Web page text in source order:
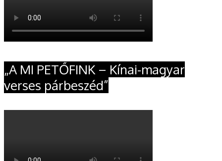
„A MI PETŐFINK – Kínai-magyar
verses párbeszéd”